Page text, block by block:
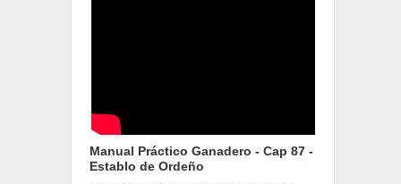
Manual Práctico Ganadero - Cap 87 -
Establo de Ordeño